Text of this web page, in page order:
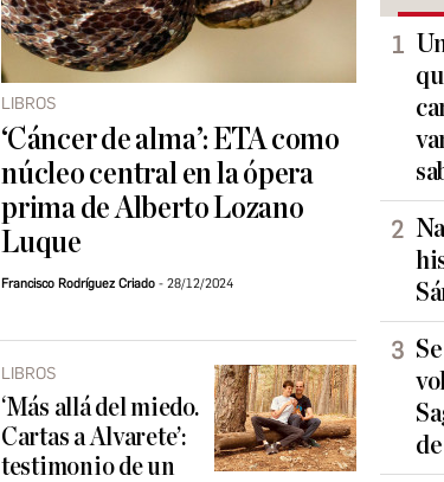
LIBROS
‘Cáncer de alma’: ETA como
núcleo central en la ópera
prima de Alberto Lozano
Luque
Francisco Rodríguez Criado 28/12/2024
LIBROS
‘Más allá del miedo.
Cartas a Alvarete’:
testimonio de un